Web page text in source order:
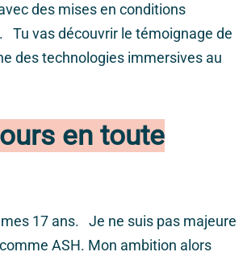
des mises en conditions
vas découvrir le témoignage de
des technologies immersives au
en toute
17 ans. Je ne suis pas majeure
ASH. Mon ambition alors